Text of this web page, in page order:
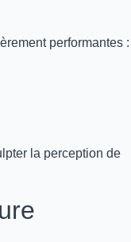
performantes :
la perception de